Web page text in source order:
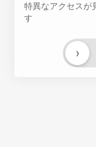
特異なアクセスが
す
›